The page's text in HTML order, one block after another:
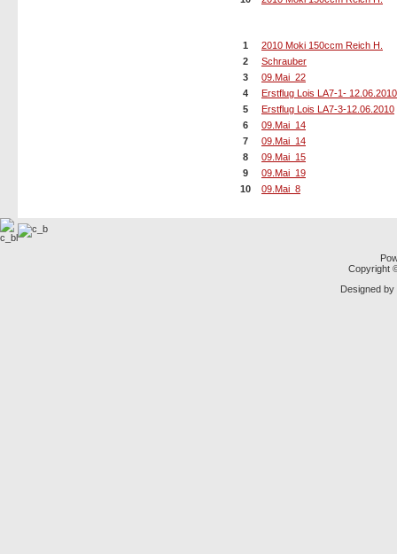
1
2010 Moki 150ccm Reich H.
2
Schrauber
3
09.Mai_22
4
Erstflug Lois LA7-1- 12.06.2010
5
Erstflug Lois LA7-3-12.06.2010
6
09.Mai_14
7
09.Mai_14
8
09.Mai_15
9
09.Mai_19
10
09.Mai_8
Copyright
Designed by